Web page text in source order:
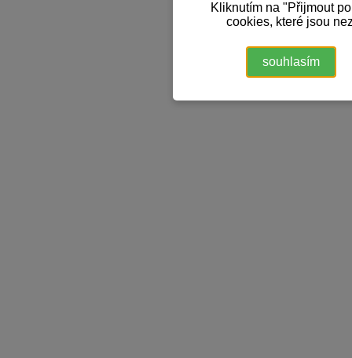
Kliknutím na "Přijmout
cookies, které jsou
souhlasím